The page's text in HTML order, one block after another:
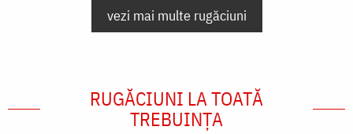
vezi mai multe rugăciuni
RUGĂCIUNI LA TOATĂ
TREBUINȚA